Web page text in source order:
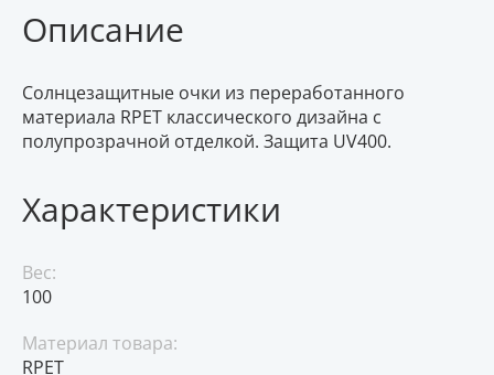
Описание
Солнцезащитные очки из переработанного
материала RPET классического дизайна с
полупрозрачной отделкой. Защита UV400.
Характеристики
Вес:
100
Материал товара:
RPET